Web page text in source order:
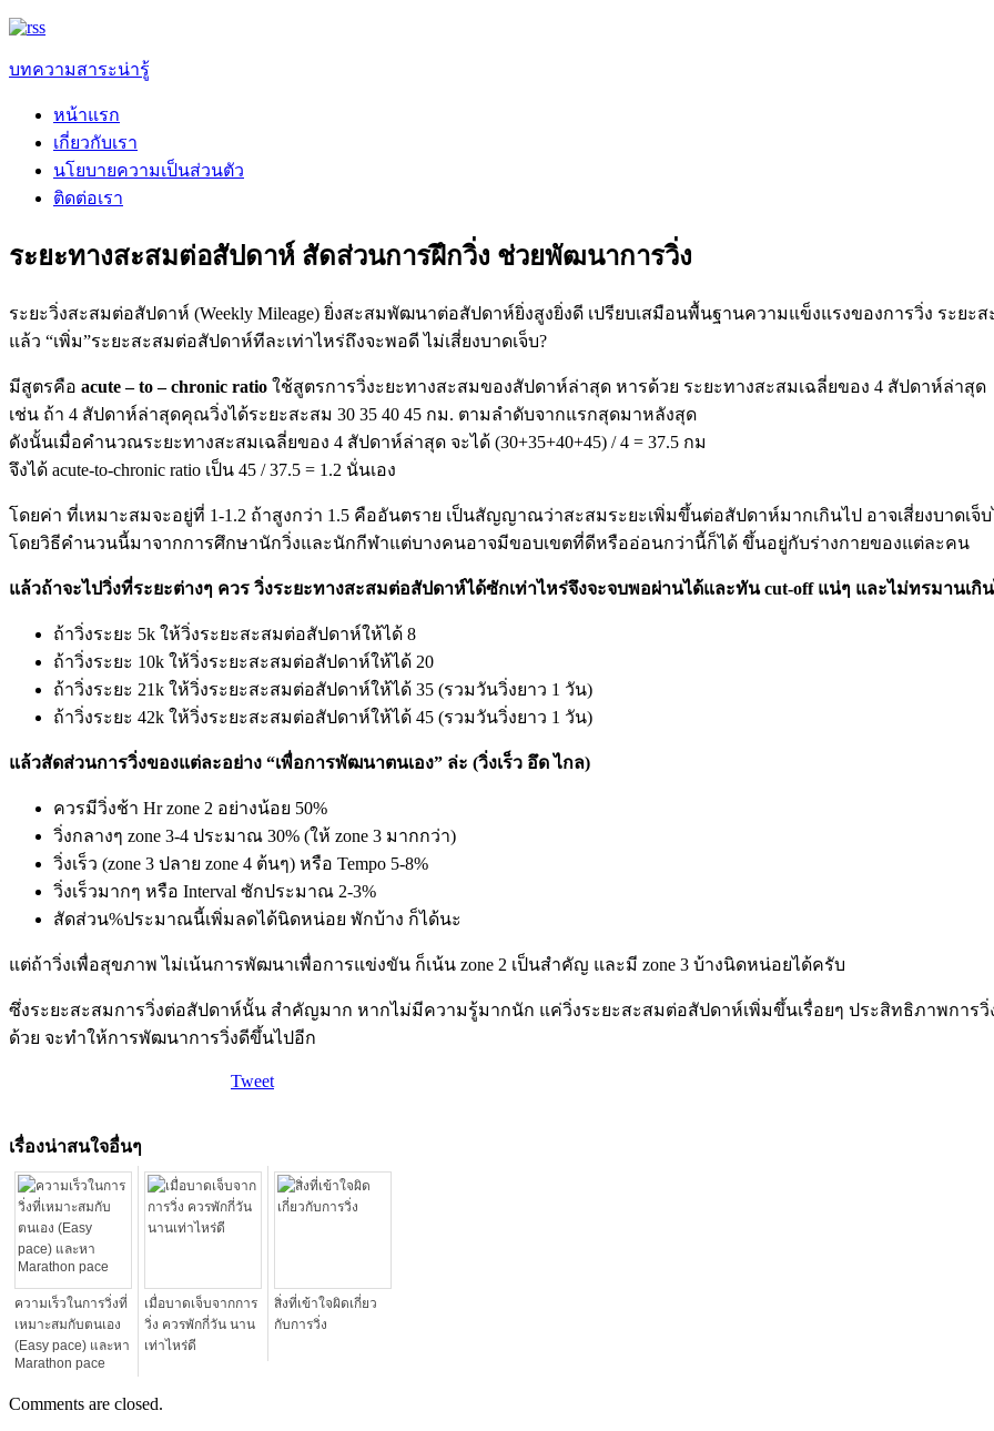
บทความสาระน่ารู้
หน้าแรก
เกี่ยวกับเรา
นโยบายความเป็นส่วนตัว
ติดต่อเรา
ระยะทางสะสมต่อสัปดาห์ สัดส่วนการฝึกวิ่ง ช่วยพัฒนาการวิ่ง
ระยะวิ่งสะสมต่อสัปดาห์ (Weekly Mileage) ยิ่งสะสมพัฒนาต่อสัปดาห์ยิ่งสูงยิ่งดี เปรียบเสมือนพื้นฐานความแข็งแรงของการวิ่ง ระยะสะ
แล้ว “เพิ่ม”ระยะสะสมต่อสัปดาห์ทีละเท่าไหร่ถึงจะพอดี ไม่เสี่ยงบาดเจ็บ?
มีสูตรคือ acute – to – chronic ratio ใช้สูตรการวิ่งะยะทางสะสมของสัปดาห์ล่าสุด หารด้วย ระยะทางสะสมเฉลี่ยของ 4 สัปดาห์ล่าสุด
เช่น ถ้า 4 สัปดาห์ล่าสุดคุณวิ่งได้ระยะสะสม 30 35 40 45 กม. ตามลำดับจากแรกสุดมาหลังสุด
ดังนั้นเมื่อคำนวณระยะทางสะสมเฉลี่ยของ 4 สัปดาห์ล่าสุด จะได้ (30+35+40+45) / 4 = 37.5 กม
จึงได้ acute-to-chronic ratio เป็น 45 / 37.5 = 1.2 นั่นเอง
โดยค่า ที่เหมาะสมจะอยู่ที่ 1-1.2 ถ้าสูงกว่า 1.5 คืออันตราย เป็นสัญญาณว่าสะสมระยะเพิ่มขึ้นต่อสัปดาห์มากเกินไป อาจเสี่ยงบาดเจ็
โดยวิธีคำนวนนี้มาจากการศึกษานักวิ่งและนักกีฬาแต่บางคนอาจมีขอบเขตที่ดีหรืออ่อนกว่านี้ก็ได้ ขึ้นอยู่กับร่างกายของแต่ละคน
แล้วถ้าจะไปวิ่งที่ระยะต่างๆ ควร วิ่งระยะทางสะสมต่อสัปดาห์ได้ซักเท่าไหร่จึงจะจบพอผ่านได้และทัน cut-off แน่ๆ และไม่ทรมานเกิ
ถ้าวิ่งระยะ 5k ให้วิ่งระยะสะสมต่อสัปดาห์ให้ได้ 8
ถ้าวิ่งระยะ 10k ให้วิ่งระยะสะสมต่อสัปดาห์ให้ได้ 20
ถ้าวิ่งระยะ 21k ให้วิ่งระยะสะสมต่อสัปดาห์ให้ได้ 35 (รวมวันวิ่งยาว 1 วัน)
ถ้าวิ่งระยะ 42k ให้วิ่งระยะสะสมต่อสัปดาห์ให้ได้ 45 (รวมวันวิ่งยาว 1 วัน)
แล้วสัดส่วนการวิ่งของแต่ละอย่าง “เพื่อการพัฒนาตนเอง” ล่ะ (วิ่งเร็ว อึด ไกล)
ควรมีวิ่งช้า Hr zone 2 อย่างน้อย 50%
วิ่งกลางๆ zone 3-4 ประมาณ 30% (ให้ zone 3 มากกว่า)
วิ่งเร็ว (zone 3 ปลาย zone 4 ต้นๆ) หรือ Tempo 5-8%
วิ่งเร็วมากๆ หรือ Interval ซักประมาณ 2-3%
สัดส่วน%ประมาณนี้เพิ่มลดได้นิดหน่อย พักบ้าง ก็ได้นะ
แต่ถ้าวิ่งเพื่อสุขภาพ ไม่เน้นการพัฒนาเพื่อการแข่งขัน ก็เน้น zone 2 เป็นสำคัญ และมี zone 3 บ้างนิดหน่อยได้ครับ
ซึ่งระยะสะสมการวิ่งต่อสัปดาห์นั้น สำคัญมาก หากไม่มีความรู้มากนัก แค่วิ่งระยะสะสมต่อสัปดาห์เพิ่มขึ้นเรื่อยๆ ประสิทธิภาพการวิ่
ด้วย จะทำให้การพัฒนาการวิ่งดีขึ้นไปอีก
Tweet
เรื่องน่าสนใจอื่นๆ
ความเร็วในการวิ่งที่
เหมาะสมกับตนเอง
(Easy pace) และหา
Marathon pace
เมื่อบาดเจ็บจากการ
วิ่ง ควรพักกี่วัน นาน
เท่าไหร่ดี
สิ่งที่เข้าใจผิดเกี่ยว
กับการวิ่ง
Comments are closed.